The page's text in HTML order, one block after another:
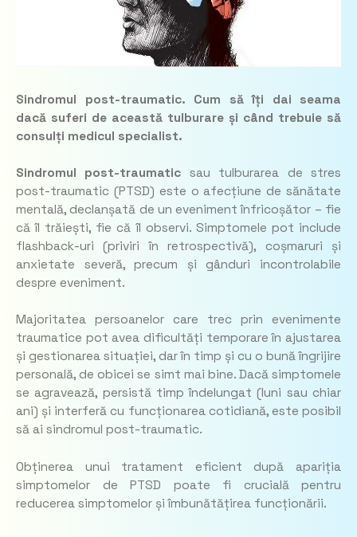
Sindromul post-traumatic. Cum să îți dai seama
dacă suferi de această tulburare și când trebuie să
consulți medicul specialist.
Sindromul post-traumatic sau tulburarea de stres
post-traumatic (PTSD) este o afecțiune de sănătate
mentală, declanșată de un eveniment înfricoșător – fie
că îl trăiești, fie că îl observi. Simptomele pot include
flashback-uri (priviri în retrospectivă), coșmaruri și
anxietate severă, precum și gânduri incontrolabile
despre eveniment.
Majoritatea persoanelor care trec prin evenimente
traumatice pot avea dificultăți temporare în ajustarea
și gestionarea situației, dar în timp și cu o bună îngrijire
personală, de obicei se simt mai bine. Dacă simptomele
se agravează, persistă timp îndelungat (luni sau chiar
ani) și interferă cu funcționarea cotidiană, este posibil
să ai sindromul post-traumatic.
Obținerea unui tratament eficient după apariția
simptomelor de PTSD poate fi crucială pentru
reducerea simptomelor și îmbunătățirea funcționării.